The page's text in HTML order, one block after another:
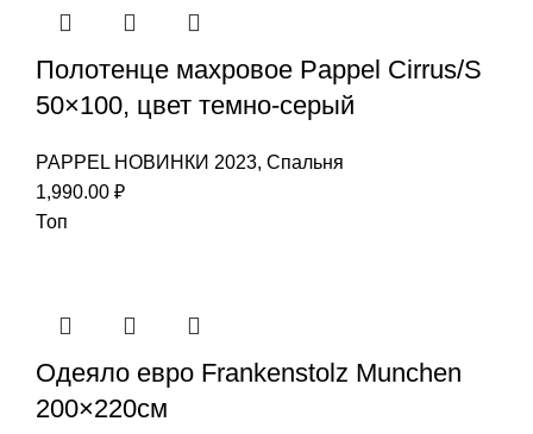
Полотенце махровое Pappel Cirrus/S
50×100, цвет темно-серый
PAPPEL НОВИНКИ 2023, Спальня
1,990.00 ₽
Топ
Одеяло евро Frankenstolz Munchen
200×220см